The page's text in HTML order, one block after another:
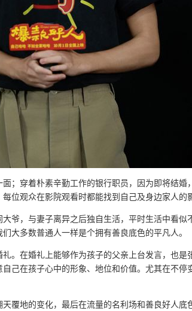
；穿着朴素辛勤工作的银行职员，因为即将结婚
位观众在影院观看时都能找到自己及身边家人的
爷，与妻子离异之后独自生活，平时生活中看似
大多数普通人一样是个拥有善良底色的平凡人。
。在婚礼上能够作为孩子的父亲上台发言，也是
己在孩子心中的形象、地位和价值。尤其在不停
覆地的变化，最后在流量的名利场和善良好人底